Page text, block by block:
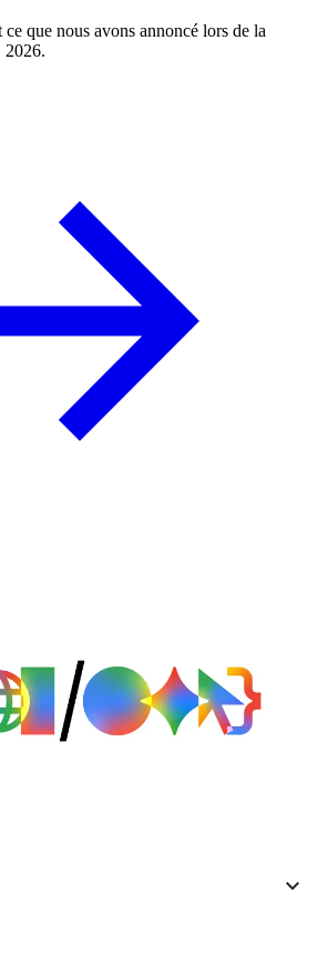
que nous avons annoncé lors de la
2026.